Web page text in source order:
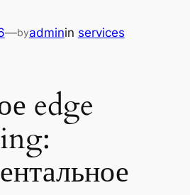
—byadminin services
edge